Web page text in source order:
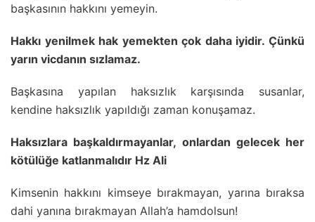
başkasının hakkını yemeyin.
Hakkı yenilmek hak yemekten çok daha iyidir. Çünkü
yarın vicdanın sızlamaz.
Başkasına yapılan haksızlık karşısında susanlar,
kendine haksızlık yapıldığı zaman konuşamaz.
Haksızlara başkaldırmayanlar, onlardan gelecek her
kötülüğe katlanmalıdır Hz Ali
Kimsenin hakkını kimseye bırakmayan, yarına bıraksa
dahi yanına bırakmayan Allah’a hamdolsun!